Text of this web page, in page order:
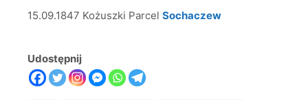
15.09.1847 Kożuszki Parcel Sochaczew
Udostępnij